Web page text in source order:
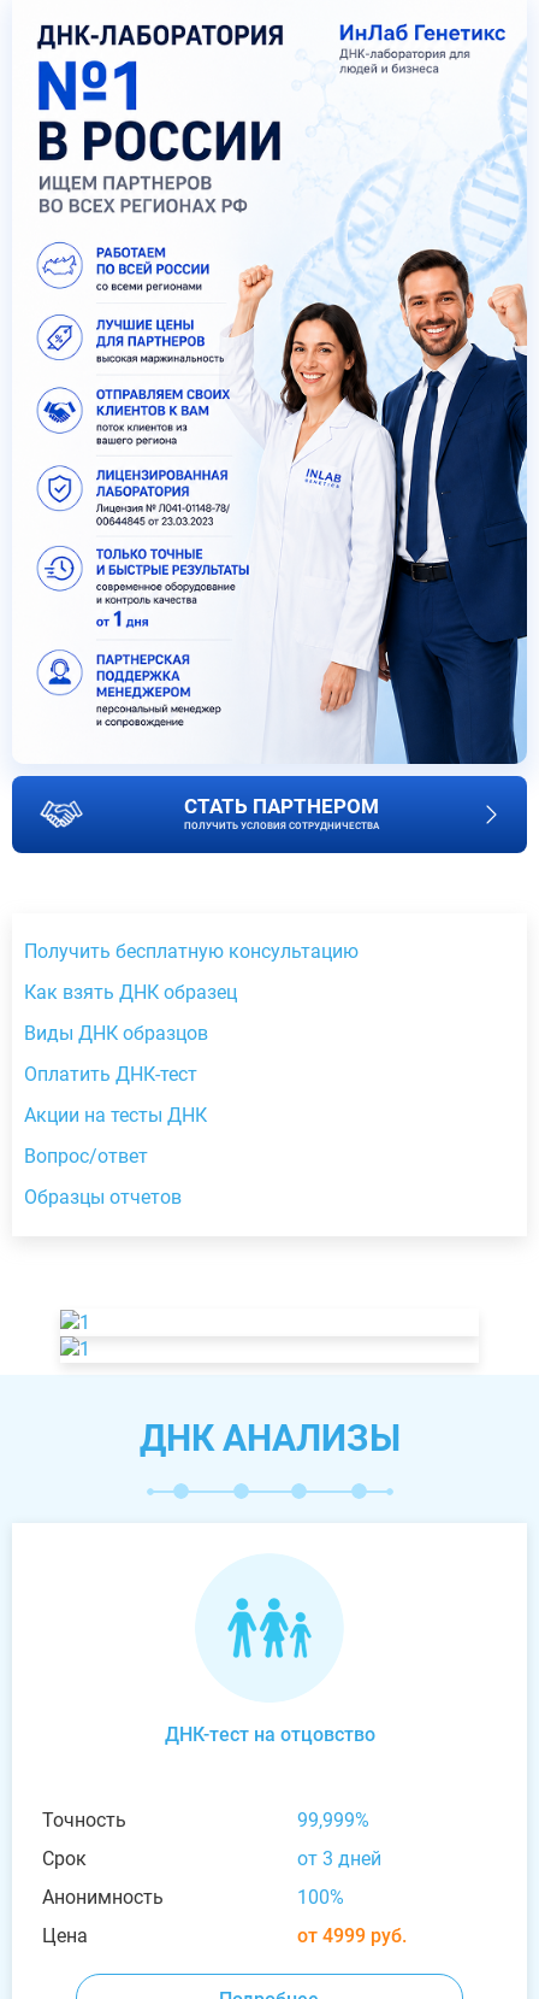
СТАТЬ ПАРТНЕРОМ
ПОЛУЧИТЬ УСЛОВИЯ СОТРУДНИЧЕСТВА
Получить бесплатную консультацию
Как взять ДНК образец
Виды ДНК образцов
Оплатить ДНК-тест
Акции на тесты ДНК
Вопрос/ответ
Образцы отчетов
ДНК АНАЛИЗЫ
ДНК-тест на отцовство
Точность
99,999%
Срок
от 3 дней
Анонимность
100%
Цена
от 4999 руб.